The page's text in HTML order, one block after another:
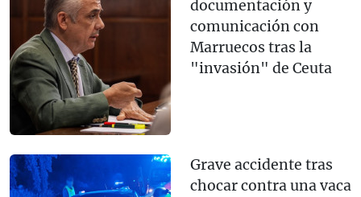
documentación y
comunicación con
Marruecos tras la
"invasión" de Ceuta
Grave accidente tras
chocar contra una vaca